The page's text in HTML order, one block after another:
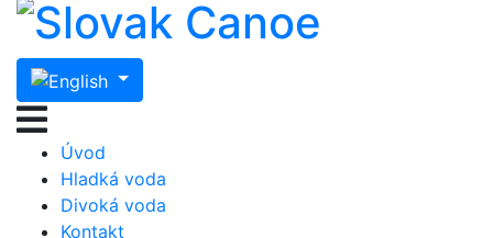
Úvod
Hladká voda
Divoká voda
Kontakt